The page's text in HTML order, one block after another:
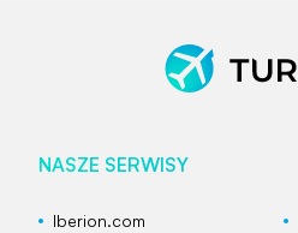
NASZE SERWISY
Iberion.com